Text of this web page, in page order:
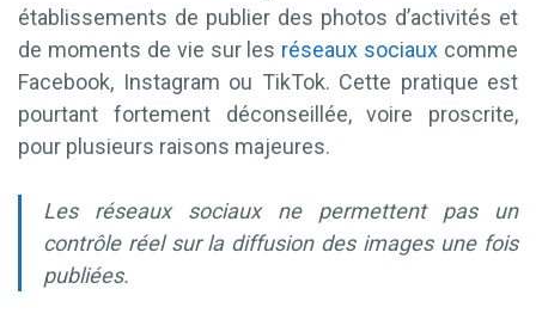
établissements de publier des photos d’activités et
de moments de vie sur les réseaux sociaux comme
Facebook, Instagram ou TikTok. Cette pratique est
pourtant fortement déconseillée, voire proscrite,
pour plusieurs raisons majeures.
Les réseaux sociaux ne permettent pas un
contrôle réel sur la diffusion des images une fois
publiées.